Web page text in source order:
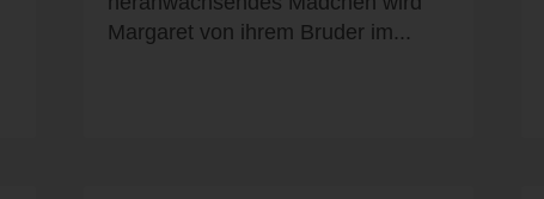
Margaret von ihrem Bruder im...